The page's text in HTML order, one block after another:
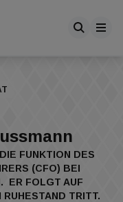
FUNKTION DES
(CFO) BEI
ER FOLGT AUF
TRITT.